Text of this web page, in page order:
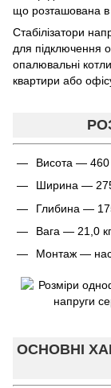
що розташована в
Стабілізатори
для підключення
опалювальні
квартири або
Висота —
Ширина —
Глибина —
Вага — 21,0
Монтаж —
ОСНОВНІ